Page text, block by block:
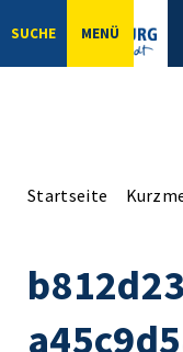
SUCHE MENÜ
Startseite